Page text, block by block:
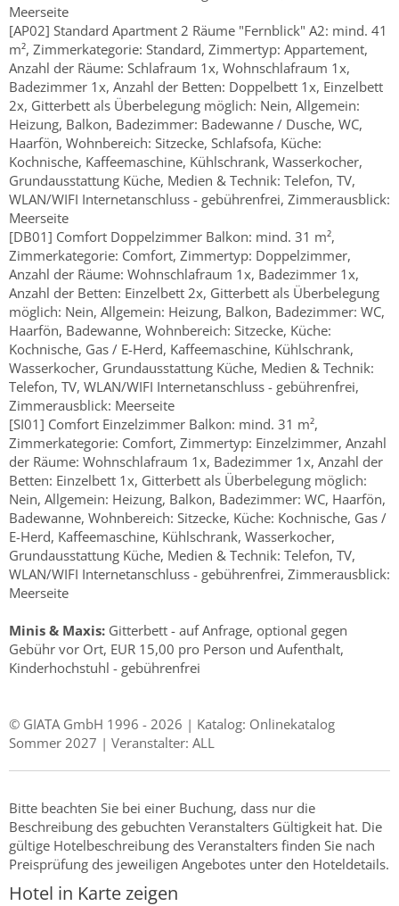
Meerseite
[AP02] Standard Apartment 2 Räume "Fernblick" A2: mind. 41
m², Zimmerkategorie: Standard, Zimmertyp: Appartement,
Anzahl der Räume: Schlafraum 1x, Wohnschlafraum 1x,
Badezimmer 1x, Anzahl der Betten: Doppelbett 1x, Einzelbett
2x, Gitterbett als Überbelegung möglich: Nein, Allgemein:
Heizung, Balkon, Badezimmer: Badewanne / Dusche, WC,
Haarfön, Wohnbereich: Sitzecke, Schlafsofa, Küche:
Kochnische, Kaffeemaschine, Kühlschrank, Wasserkocher,
Grundausstattung Küche, Medien & Technik: Telefon, TV,
WLAN/WIFI Internetanschluss - gebührenfrei, Zimmerausblick:
Meerseite
[DB01] Comfort Doppelzimmer Balkon: mind. 31 m²,
Zimmerkategorie: Comfort, Zimmertyp: Doppelzimmer,
Anzahl der Räume: Wohnschlafraum 1x, Badezimmer 1x,
Anzahl der Betten: Einzelbett 2x, Gitterbett als Überbelegung
möglich: Nein, Allgemein: Heizung, Balkon, Badezimmer: WC,
Haarfön, Badewanne, Wohnbereich: Sitzecke, Küche:
Kochnische, Gas / E-Herd, Kaffeemaschine, Kühlschrank,
Wasserkocher, Grundausstattung Küche, Medien & Technik:
Telefon, TV, WLAN/WIFI Internetanschluss - gebührenfrei,
Zimmerausblick: Meerseite
[SI01] Comfort Einzelzimmer Balkon: mind. 31 m²,
Zimmerkategorie: Comfort, Zimmertyp: Einzelzimmer, Anzahl
der Räume: Wohnschlafraum 1x, Badezimmer 1x, Anzahl der
Betten: Einzelbett 1x, Gitterbett als Überbelegung möglich:
Nein, Allgemein: Heizung, Balkon, Badezimmer: WC, Haarfön,
Badewanne, Wohnbereich: Sitzecke, Küche: Kochnische, Gas /
E-Herd, Kaffeemaschine, Kühlschrank, Wasserkocher,
Grundausstattung Küche, Medien & Technik: Telefon, TV,
WLAN/WIFI Internetanschluss - gebührenfrei, Zimmerausblick:
Meerseite
Minis & Maxis: Gitterbett - auf Anfrage, optional gegen
Gebühr vor Ort, EUR 15,00 pro Person und Aufenthalt,
Kinderhochstuhl - gebührenfrei
© GIATA GmbH 1996 - 2026 | Katalog: Onlinekatalog
Sommer 2027 | Veranstalter: ALL
Bitte beachten Sie bei einer Buchung, dass nur die
Beschreibung des gebuchten Veranstalters Gültigkeit hat. Die
gültige Hotelbeschreibung des Veranstalters finden Sie nach
Preisprüfung des jeweiligen Angebotes unter den Hoteldetails.
Hotel in Karte zeigen